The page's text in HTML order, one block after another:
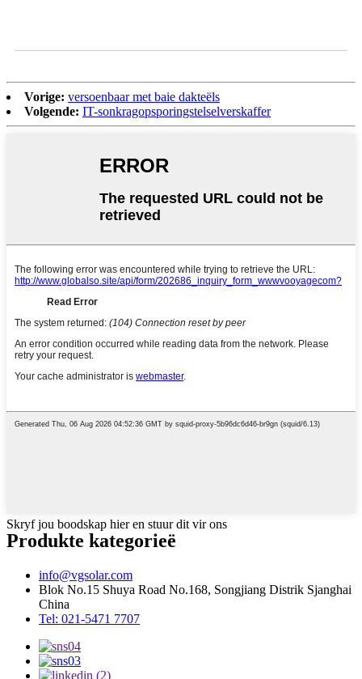
Vorige: versoenbaar met baie dakteëls
Volgende: IT-sonkragopsporingstelselverskaffer
Skryf jou boodskap hier en stuur dit vir ons
Produkte kategorieë
info@vgsolar.com
Blok No.15 Shuya Road No.168, Songjiang Distrik Sjanghai
China
Tel: 021-5471 7707